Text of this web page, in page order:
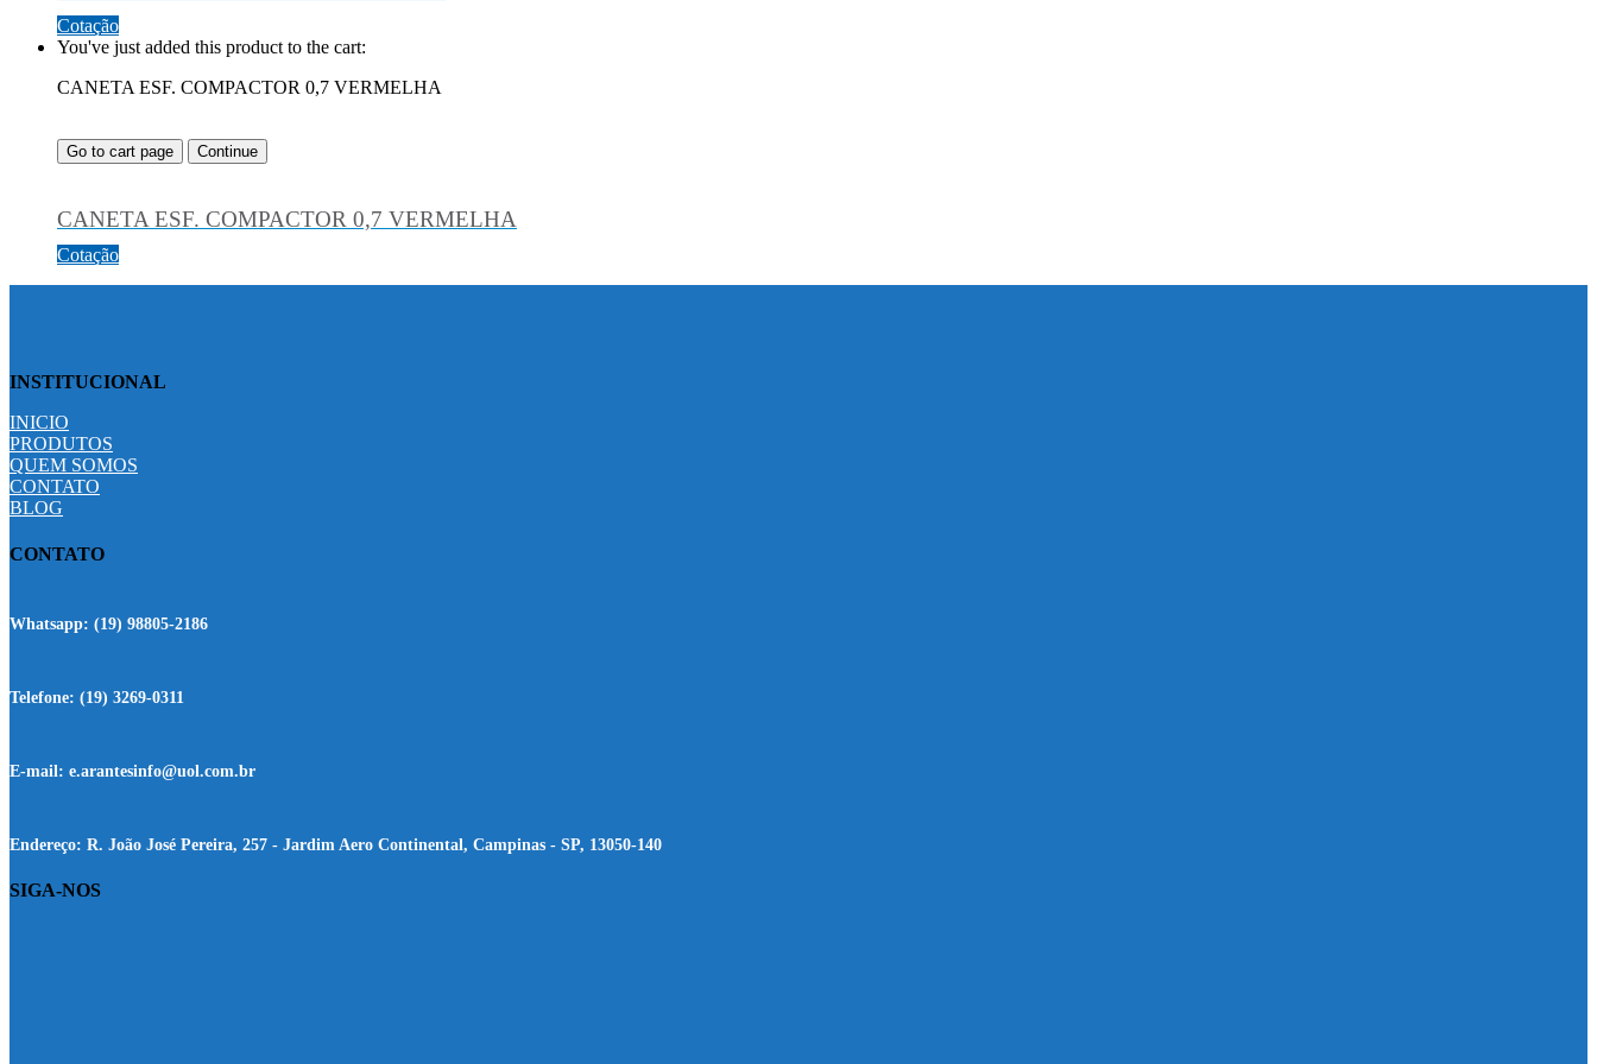
Cotação
You've just added this product to the cart:
CANETA ESF. COMPACTOR 0,7 VERMELHA
Go to cart page Continue
CANETA ESF. COMPACTOR 0,7 VERMELHA
Cotação
INSTITUCIONAL
INICIO
PRODUTOS
QUEM SOMOS
CONTATO
BLOG
CONTATO
Whatsapp: (19) 98805-2186
Telefone: (19) 3269-0311
E-mail: e.arantesinfo@uol.com.br
Endereço: R. João José Pereira, 257 - Jardim Aero Continental, Campinas - SP, 13050-140
SIGA-NOS